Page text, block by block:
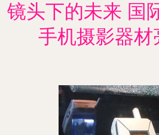
镜头下的未来 国
手机摄影器材